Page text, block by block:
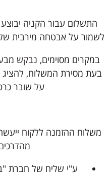
התשלום עבור הקניה
לשמור על אבטחה מירבית
במקרים מסוימים, נבקש
בעת מסירת המשלוח, להציג
על שובר
משלוח ההזמנה ללקוח
ע"י שליח של חברת